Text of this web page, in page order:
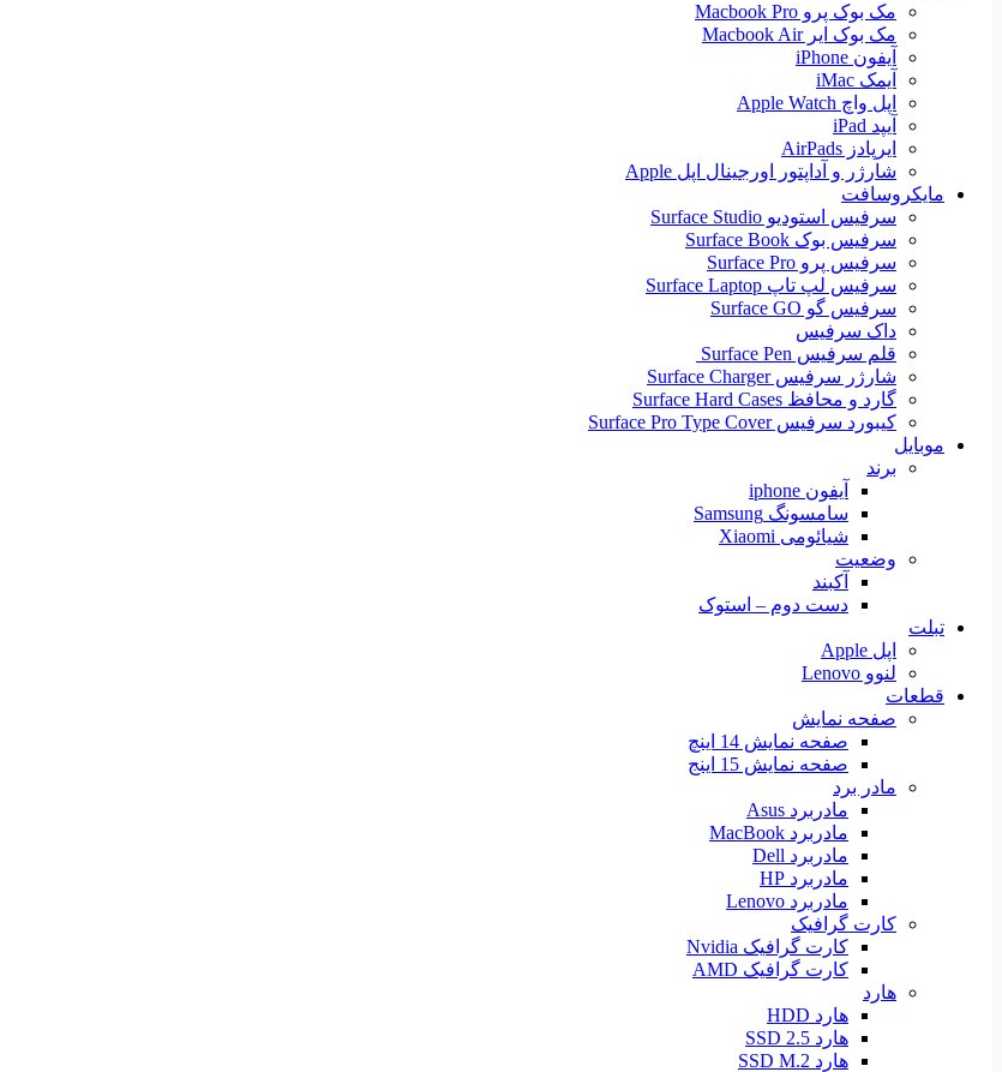
مک بوک پرو Macbook Pro
مک بوک ایر Macbook Air
آیفون iPhone
آیمک iMac
اپل واچ Apple Watch
آیپد iPad
ایرپادز AirPads
شارژر و آداپتور اورجینال اپل Apple
مایکروسافت
سرفیس استودیو Surface Studio
سرفیس بوک Surface Book
سرفیس پرو Surface Pro
سرفیس لپ تاپ Surface Laptop
سرفیس گو Surface GO
داک سرفیس
قلم سرفیس Surface Pen
شارژر سرفیس Surface Charger
گارد و محافظ Surface Hard Cases
کیبورد سرفیس Surface Pro Type Cover
موبایل
برند
آیفون iphone
سامسونگ Samsung
شیائومی Xiaomi
وضعیت
آکبند
دست دوم – استوک
تبلت
اپل Apple
لنوو Lenovo
قطعات
صفحه نمایش
صفحه نمایش 14 اینچ
صفحه نمایش 15 اینج
مادر برد
مادربرد Asus
مادربرد MacBook
مادربرد Dell
مادربرد HP
مادربرد Lenovo
کارت گرافیک
کارت گرافیک Nvidia
کارت گرافیک AMD
هارد
هارد HDD
هارد SSD 2.5
هارد SSD M.2